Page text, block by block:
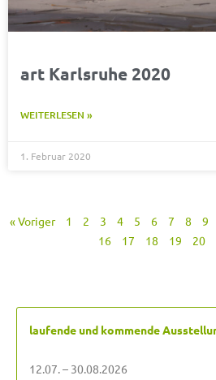
art Karlsruhe 2020
WEITERLESEN »
1. Februar 2020
« Voriger 1 2 3 4 5 6 7 8 9
16
17 18 19 20
laufende und kommende
12.07. – 30.08.2026